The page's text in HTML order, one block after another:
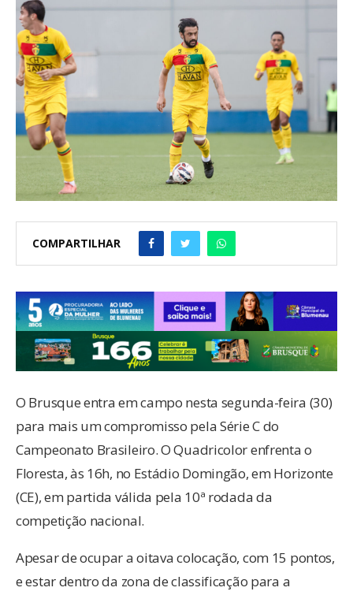
COMPARTILHAR
O Brusque entra em campo nesta segunda-feira (30)
para mais um compromisso pela Série C do
Campeonato Brasileiro. O Quadricolor enfrenta o
Floresta, às 16h, no Estádio Domingão, em Horizonte
(CE), em partida válida pela 10ª rodada da
competição nacional.
Apesar de ocupar a oitava colocação, com 15 pontos,
e estar dentro da zona de classificação para a